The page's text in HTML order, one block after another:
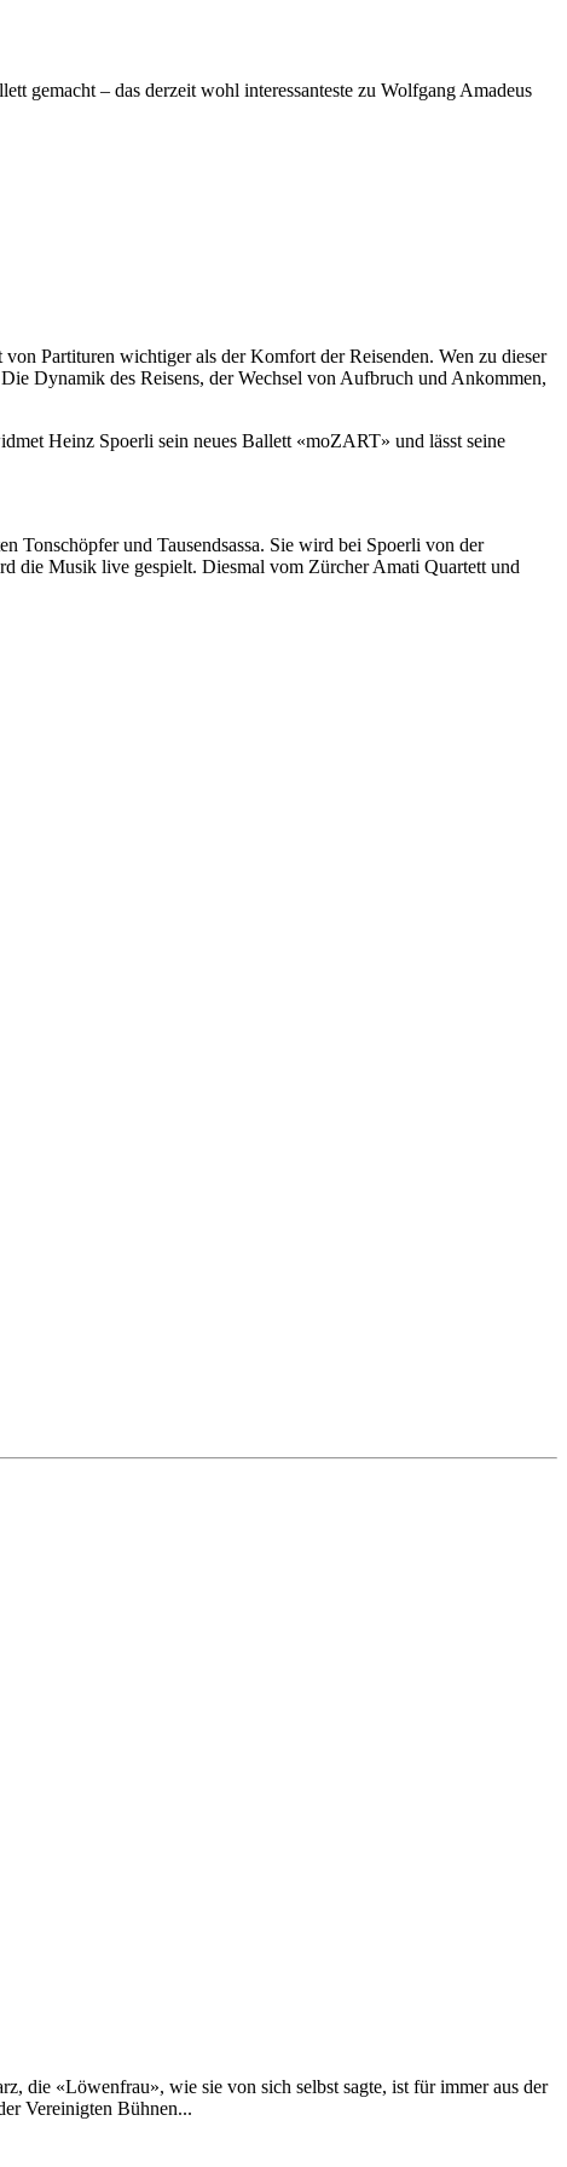
gemacht – das derzeit wohl interessanteste zu Wolfgang Amadeus
Partituren wichtiger als der Komfort der Reisenden. Wen zu dieser
Dynamik des Reisens, der Wechsel von Aufbruch und Ankommen,
Heinz Spoerli sein neues Ballett «moZART» und lässt seine
Tonschöpfer und Tausendsassa. Sie wird bei Spoerli von der
die Musik live gespielt. Diesmal vom Zürcher Amati Quartett und
die «Löwenfrau», wie sie von sich selbst sagte, ist für immer aus der
Vereinigten Bühnen...